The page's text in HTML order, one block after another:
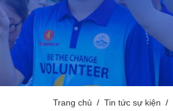
Trang chủ Tin tức sự kiện